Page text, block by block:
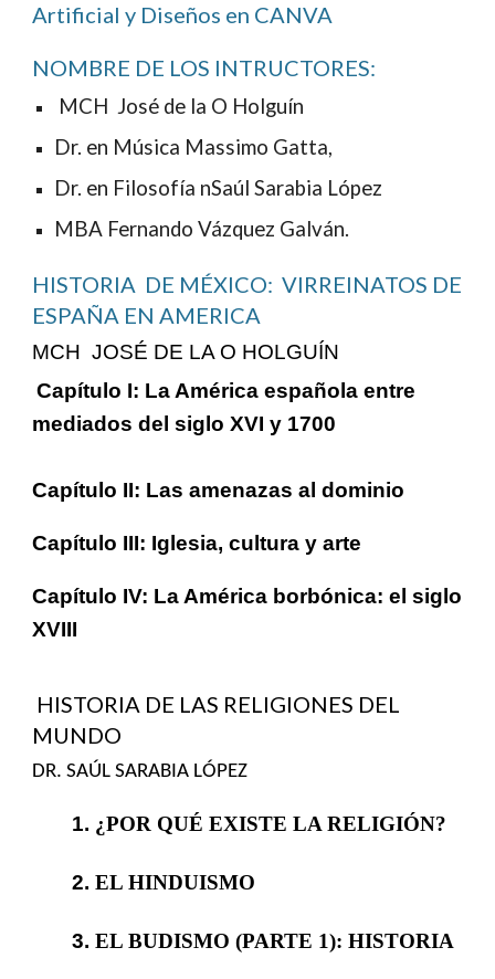
Artificial y Diseños en CANVA
NOMBRE DE LOS INTRUCTORES:
MCH José de la O Holguín
Dr. en Música Massimo Gatta,
Dr. en Filosofía nSaúl Sarabia López
MBA Fernando Vázquez Galván.
HISTORIA DE MÉXICO: VIRREINATOS DE
ESPAÑA EN AMERICA
MCH JOSÉ DE LA O HOLGUÍN
Capítulo I: La América española entre
mediados del siglo XVI y 1700
Capítulo II: Las amenazas al dominio
Capítulo III: Iglesia, cultura y arte
Capítulo IV: La América borbónica: el siglo
XVIII
HISTORIA DE LAS RELIGIONES DEL
MUNDO
DR. SAÚL SARABIA LÓPEZ
1. ¿POR QUÉ EXISTE LA RELIGIÓN?
2.EL HINDUISMO
3.EL BUDISMO (PARTE 1): HISTORIA